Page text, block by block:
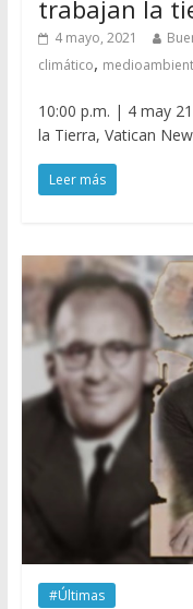
trabajan la
4 mayo, 2021
climático,
10:00 p.m. | 4 may
la Tierra, Vatican
Leer más
#Últimas